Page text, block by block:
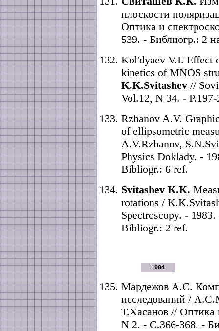
плоскости
Оптика и
539. - Библиогр.: 2
Kol'dyaev V.I. Effect
kinetics of MNOS
K.K.Svitashev //
Vol.12, N 34. - P.197-
Rzhanov A.V.
of ellipsometric
A.V.Rzhanov,
Physics Doklady. -
Bibliogr.: 6 ref.
Svitashev K.K.
rotations /
Spectroscopy. -
Bibliogr.: 2 ref.
1984
Мардежов А.С.
исследований /
Т.Хасанов // Оптика
N 2. - С.366-368. -